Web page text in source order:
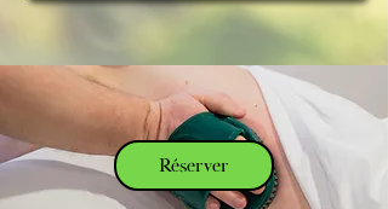
Réserver